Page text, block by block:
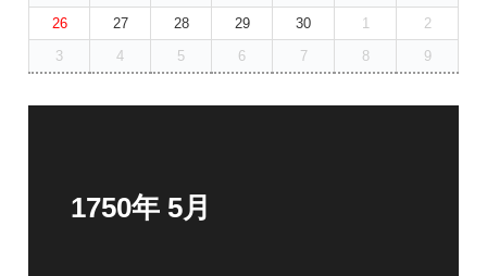
26
27 28 29 30 1
2
3
4 5 6 7 8 9
1750年 5月